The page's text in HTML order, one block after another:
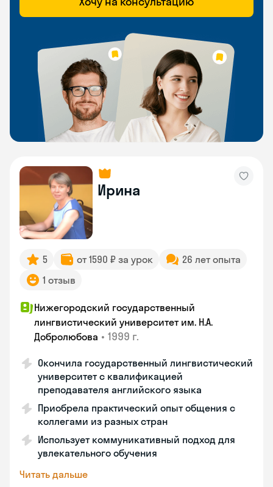
Ирина
5 от 1590 ₽ за урок
26 лет опыта
1 отзыв
Нижегородский государственный
лингвистический университет им. Н.А.
Добролюбова • 1999 г.
Окончила государственный лингвистический
университет с квалификацией
преподавателя английского языка
Приобрела практический опыт общения с
коллегами из разных стран
Использует коммуникативный подход для
увлекательного обучения
Читать дальше